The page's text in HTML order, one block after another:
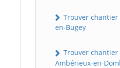
Trouver
en-Bugey
Trouver
Ambérieux-en-